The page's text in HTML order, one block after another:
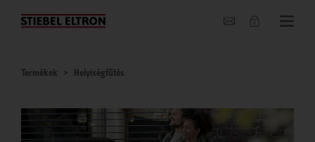
Hírek
Termékek Helyiségfűtés